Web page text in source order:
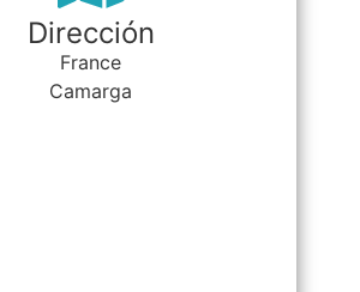
Dirección
France
Camarga